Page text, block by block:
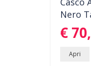
CASCO
57/58
Nero
€
Apri